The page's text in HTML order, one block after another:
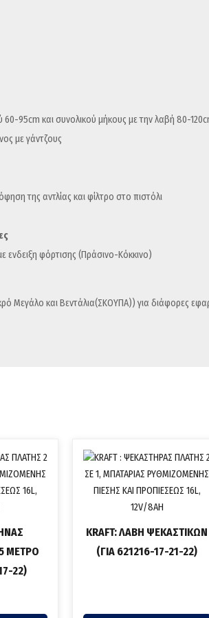
95cm και συνολικού μήκους με την λαβή 80-
με γάντζους
της αντλίας και φίλτρο στο πιστόλι
ενδειξη φόρτισης (Πράσινο-Κόκκινο)
Μεγάλο και Βεντάλια(ΣΚΟΥΠΑ)) για διάφορες
ΜΕΤΡΟ
22)
KRAFT: ΛΑΒΗ ΨΕΚΑΣΤΙΚΩΝ
(ΓΙΑ 621216-17-21-22)